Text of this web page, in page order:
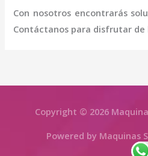
Con nosotros encontrarás
Contáctanos para disfrutar
Copyright © 2026
Powered by Maquinas